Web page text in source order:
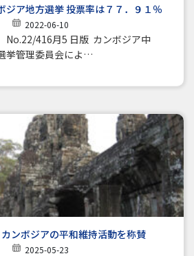
ジア地方選挙 投票率は７７．９１％
2022-06-10
416月5 日版 カンボジア中
挙管理委員会によ…
ンボジアの平和維持活動を称賛
2025-05-23